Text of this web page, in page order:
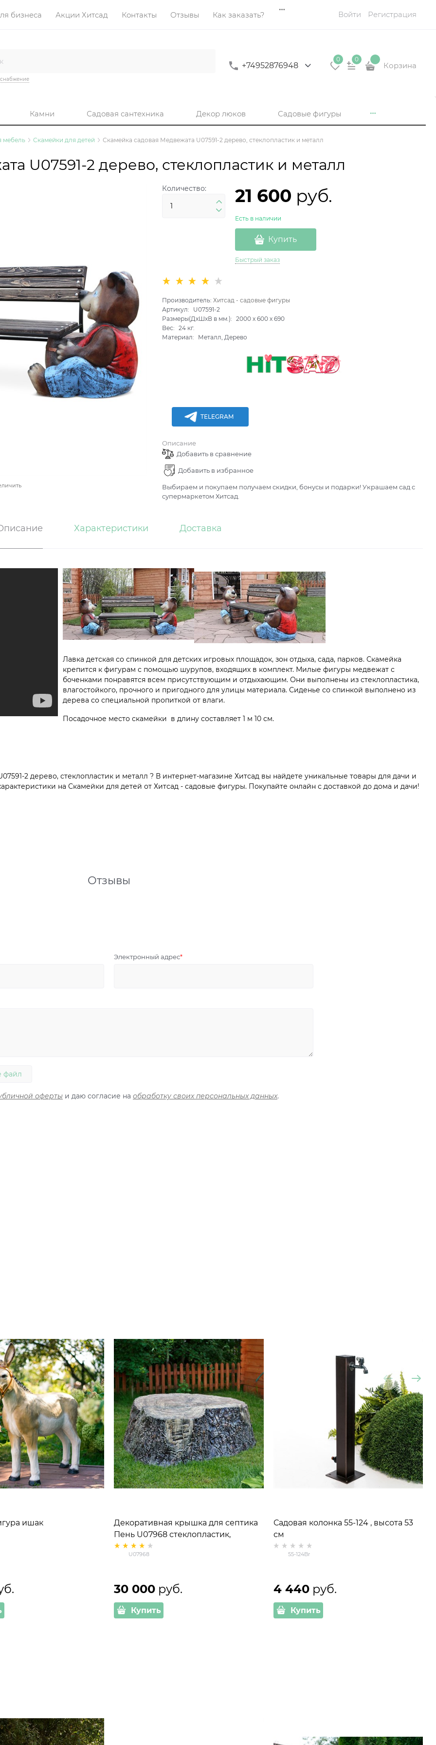
бизнеса Акции Хитсад Контакты Отзывы Как заказать? Войти Регистрация
+74952876948
0 0
Корзина
Камни Садовая сантехника Декор люков Садовые фигуры
мебель Скамейки для детей Скамейка садовая Медвежата U07591-2 дерево, стеклопластик и металл
U07591-2 дерево, стеклопластик и металл
Количество: 21 600 руб.
Есть в наличии
Купить
Быстрый заказ
Производитель:Хитсад - садовые фигуры
Артикул:
U07591-2
Размеры(ДхШхВ в мм.):
2000 x600 x690
Вес:
24 кг.
Материал:
Металл, Дерево
TELEGRAM
Описание
Добавить в сравнение
Добавить в избранное
Выбираем и покупаем получаем скидки, бонусы и подарки! Украшаем сад с
супермаркетом Хитсад.
Характеристики Доставка
Лавка детская со спинкой для детских игровых площадок, зон отдыха, сада, парков. Скамейка
крепится к фигурам с помощью шурупов, входящих в комплект. Милые фигуры медвежат с
боченками понравятся всем присутствующим и отдыхающим. Они выполнены из стеклопластика,
влагостойкого, прочного и пригодного для улицы материала. Сиденье со спинкой выполнено из
дерева со специальной пропиткой от влаги.
Посадочное место скамейки в длину составляет 1 м 10 см.
2 дерево, стеклопластик и металл ? В интернет-магазине Хитсад вы найдете уникальные товары для дачи и
на Скамейки для детей от Хитсад - садовые фигуры. Покупайте онлайн с доставкой до дома и дачи!
Отзывы
Электронный адрес
файл
оферты и даю согласие на обработку своих персональных данных.
ишак
Декоративная крышка для септика
Пень U07968 стеклопластик,
ширина 160 см
U07968
30 000 руб.
Купить
Садовая колонка 55-124 , высота 53
см
55-124Br
4 440 руб.
Купить